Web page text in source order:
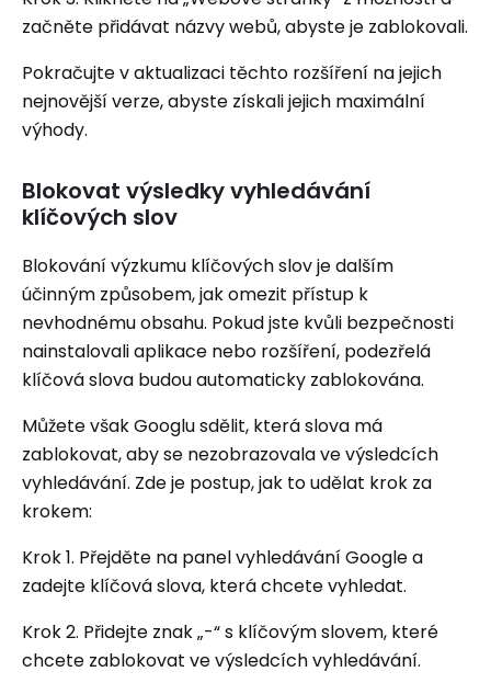
začněte přidávat názvy webů, abyste je zablokovali.
Pokračujte v aktualizaci těchto rozšíření na jejich
nejnovější verze, abyste získali jejich maximální
výhody.
Blokovat výsledky vyhledávání
klíčových slov
Blokování výzkumu klíčových slov je dalším
účinným způsobem, jak omezit přístup k
nevhodnému obsahu. Pokud jste kvůli bezpečnosti
nainstalovali aplikace nebo rozšíření, podezřelá
klíčová slova budou automaticky zablokována.
Můžete však Googlu sdělit, která slova má
zablokovat, aby se nezobrazovala ve výsledcích
vyhledávání. Zde je postup, jak to udělat krok za
krokem:
Krok 1. Přejděte na panel vyhledávání Google a
zadejte klíčová slova, která chcete vyhledat.
Krok 2. Přidejte znak „-“ s klíčovým slovem, které
chcete zablokovat ve výsledcích vyhledávání.